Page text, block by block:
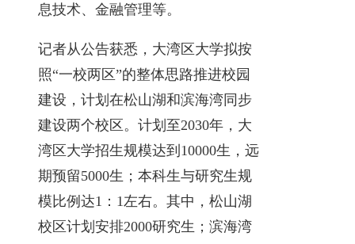
息技术、金融管理等。
记者从公告获悉，大湾区大学拟按
照“一校两区”的整体思路推进校园
建设，计划在松山湖和滨海湾同步
建设两个校区。计划至2030年，大
湾区大学招生规模达到10000生，远
期预留5000生；本科生与研究生规
模比例达1：1左右。其中，松山湖
校区计划安排2000研究生；滨海湾